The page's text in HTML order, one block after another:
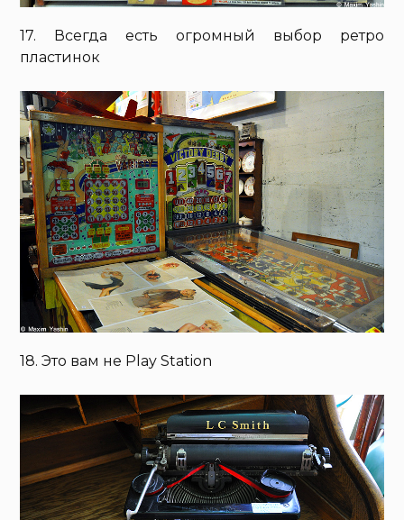
17. Всегда есть огромный выбор ретро
пластинок
18. Это вам не Play Station